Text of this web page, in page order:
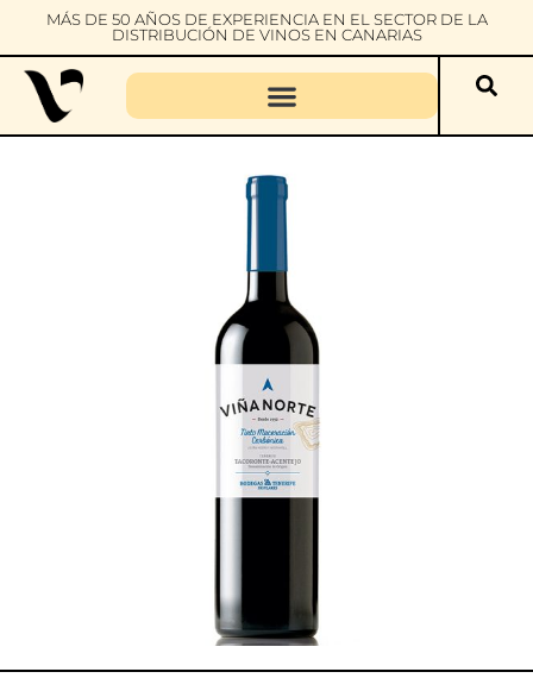
MÁS DE 50 AÑOS DE EXPERIENCIA EN EL SECTOR DE LA
DISTRIBUCIÓN DE VINOS EN CANARIAS